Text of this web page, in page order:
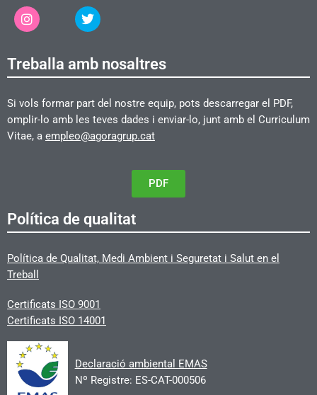
Treballa amb nosaltres
Si vols formar part del nostre equip, pots descarregar el PDF,
omplir-lo amb les teves dades i enviar-lo, junt amb el Curriculum
Vitae, a empleo@agoragrup.cat
PDF
Política de qualitat
Política de Qualitat, Medi Ambient i Seguretat i Salut en el
Treball
Certificats ISO 9001
Certificats ISO 14001
Declaració ambiental EMAS
Nº Registre: ES-CAT-000506